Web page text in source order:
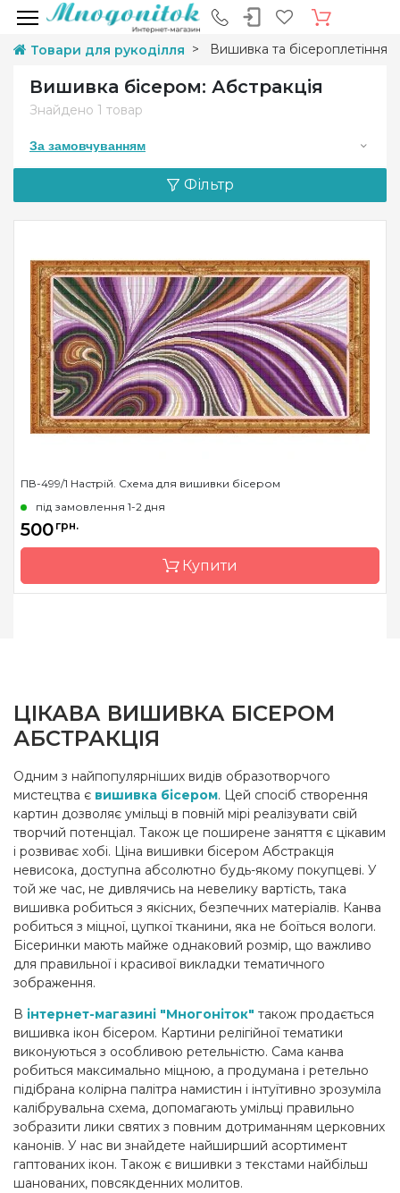
Товари для рукоділля Вишивка та бісероплетіння
Вишивка бісером: Абстракція
Знайдено 1 товар
За замовчуванням
Фільтр
ПВ-499/1 Настрій. Схема для вишивки бісером
під замовлення 1-2 дня
500 грн.
Купити
Матеріал
габардин,
Розмір
76х37см
ЦІКАВА ВИШИВКА БІСЕРОМ
АБСТРАКЦІЯ
Одним з найпопулярніших видів образотворчого
мистецтва є вишивка бісером. Цей спосіб створення
картин дозволяє умільці в повній мірі реалізувати свій
творчий потенціал. Також це поширене заняття є цікавим
і розвиває хобі. Ціна вишивки бісером Абстракція
невисока, доступна абсолютно будь-якому покупцеві. У
той же час, не дивлячись на невелику вартість, така
вишивка робиться з якісних, безпечних матеріалів. Канва
робиться з міцної, цупкої тканини, яка не боїться вологи.
Бісеринки мають майже однаковий розмір, що важливо
для правильної і красивої викладки тематичного
зображення.
В інтернет-магазині "Многоніток" також продається
вишивка ікон бісером. Картини релігійної тематики
виконуються з особливою ретельністю. Сама канва
робиться максимально міцною, а продумана і ретельно
підібрана колірна палітра намистин і інтуїтивно зрозуміла
калібрувальна схема, допомагають умільці правильно
зобразити лики святих з повним дотриманням церковних
канонів. У нас ви знайдете найширший асортимент
гаптованих ікон. Також є вишивки з текстами найбільш
шанованих, повсякденних молитов.